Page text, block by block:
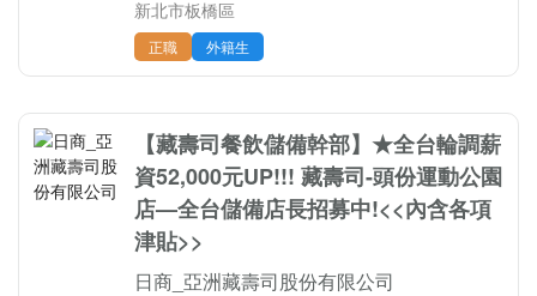
新北市板橋區
正職 外籍生
【藏壽司餐飲儲備幹部】★全台輪調薪
資52,000元UP!!! 藏壽司-頭份運動公園
店—全台儲備店長招募中!<<內含各項
津貼>>
日商_亞洲藏壽司股份有限公司